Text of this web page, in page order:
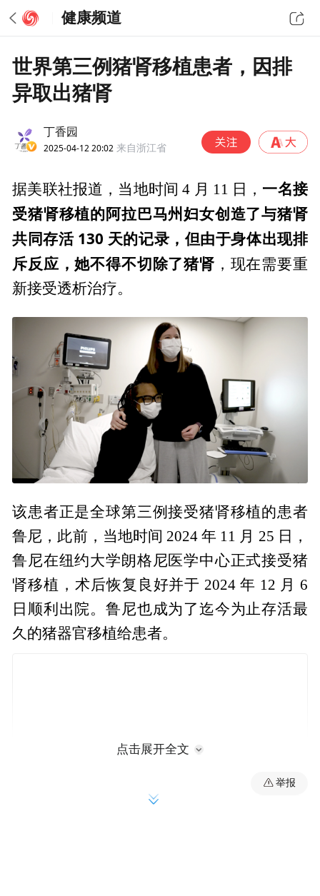
健康频道
世界第三例猪肾移植患者，因排
异取出猪肾
丁香园
2025-04-12 20:02 来自浙江省
据美联社报道，当地时间 4 月 11 日， 一名接
受猪肾移植的阿拉巴马州妇女创造了与猪肾
共同存活 130 天的记录，但由于身体出现排
斥反应，她不得不切除了猪肾 ，现在需要重
新接受透析治疗。
该患者正是全球第三例接受猪肾移植的患者
鲁尼，此前，当地时间 2024 年 11 月 25 日，
鲁尼在纽约大学朗格尼医学中心正式接受猪
肾移植，术后恢复良好并于 2024 年 12 月 6
日顺利出院。鲁尼也成为了迄今为止存活最
久的猪器官移植给患者。
点击展开全文
举报